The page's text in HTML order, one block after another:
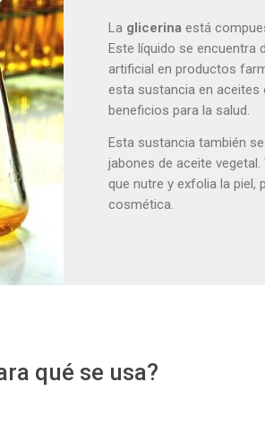
La glicerina está
Este líquido se encuentra
artificial en productos
esta sustancia en aceites
beneficios para la salud.
Esta sustancia también
jabones de aceite
que nutre y exfolia la piel,
cosmética.
qué se usa?